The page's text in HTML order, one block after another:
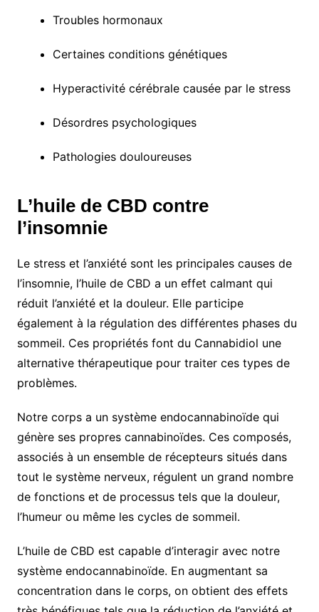
Troubles hormonaux
Certaines conditions génétiques
Hyperactivité cérébrale causée par le stress
Désordres psychologiques
Pathologies douloureuses
L’huile de CBD contre
l’insomnie
Le stress et l’anxiété sont les principales causes de
l’insomnie, l’huile de CBD a un effet calmant qui
réduit l’anxiété et la douleur. Elle participe
également à la régulation des différentes phases du
sommeil. Ces propriétés font du Cannabidiol une
alternative thérapeutique pour traiter ces types de
problèmes.
Notre corps a un système endocannabinoïde qui
génère ses propres cannabinoïdes. Ces composés,
associés à un ensemble de récepteurs situés dans
tout le système nerveux, régulent un grand nombre
de fonctions et de processus tels que la douleur,
l’humeur ou même les cycles de sommeil.
L’huile de CBD est capable d’interagir avec notre
système endocannabinoïde. En augmentant sa
concentration dans le corps, on obtient des effets